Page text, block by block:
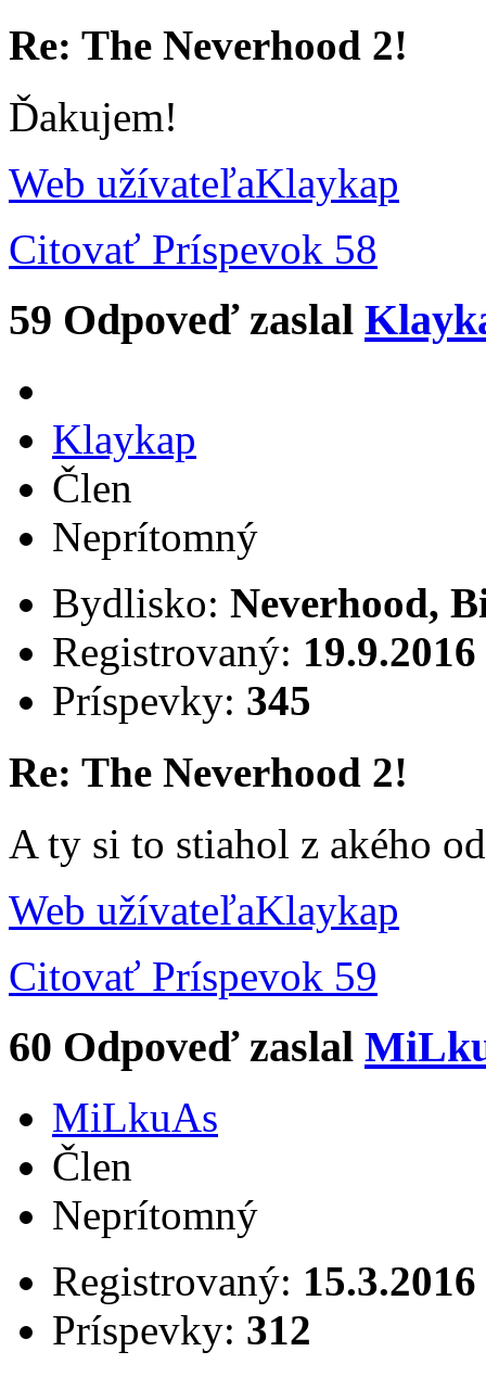
Re: The Neverhood 2!
Ďakujem!
Web užívateľaKlaykap
Citovať Príspevok 58
59 Odpoveď zaslal
Klaykap
Člen
Neprítomný
Bydlisko: Neverhood,
Registrovaný: 19.9.2016
Príspevky: 345
Re: The Neverhood 2!
A ty si to stiahol z akého
Web užívateľaKlaykap
Citovať Príspevok 59
60 Odpoveď zaslal
MiLkuAs
Člen
Neprítomný
Registrovaný: 15.3.2016
Príspevky: 312